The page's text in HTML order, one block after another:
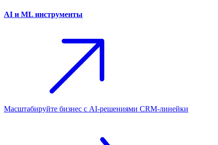
AI и ML инструменты
Масштабируйте бизнес с AI‑решениями CRM‑линейки